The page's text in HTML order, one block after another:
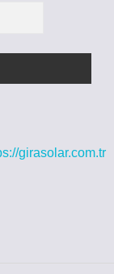
girasolar.com.tr